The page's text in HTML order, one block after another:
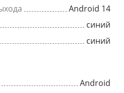
Android 14
синий
синий
Android